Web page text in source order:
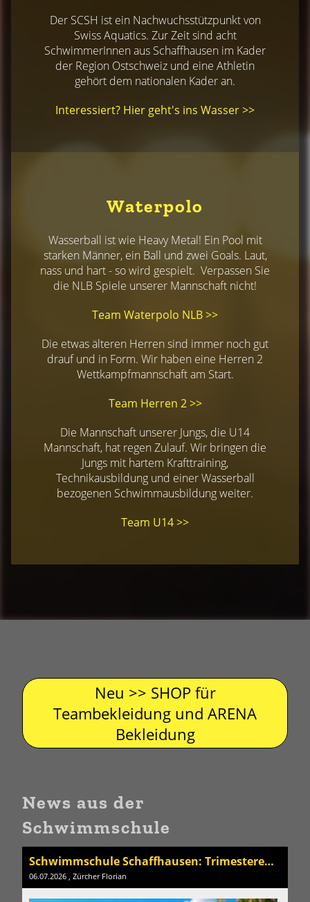
Der SCSH ist ein Nachwuchsstützpunkt von
Swiss Aquatics. Zur Zeit sind acht
SchwimmerInnen aus Schaffhausen im Kader
der Region Ostschweiz und eine Athletin
gehört dem nationalen Kader an.
Interessiert? Hier geht's ins Wasser >>
Waterpolo
Wasserball ist wie Heavy Metal! Ein Pool mit
starken Männer, ein Ball und zwei Goals. Laut,
nass und hart - so wird gespielt. Verpassen Sie
die NLB Spiele unserer Mannschaft nicht!
Team Waterpolo NLB >>
Die etwas älteren Herren sind immer noch gut
drauf und in Form. Wir haben eine Herren 2
Wettkampfmannschaft am Start.
Team Herren 2 >>
Die Mannschaft unserer Jungs, die U14
Mannschaft, hat regen Zulauf. Wir bringen die
Jungs mit hartem Krafttraining,
Technikausbildung und einer Wasserball
bezogenen Schwimmausbildung weiter.
Team U14 >>
Neu >> SHOP für
Teambekleidung und ARENA
Bekleidung
News aus der
Schwimmschule
Schwimmschule Schaffhausen: Trimesterende
06.07.2026 , Zürcher Florian